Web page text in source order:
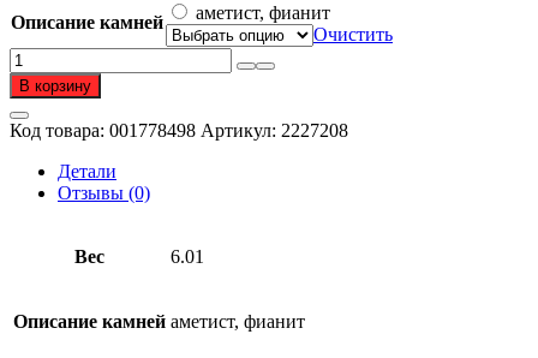
Описание камней
аметист, фианит
Очистить
Количество
товара
Серьги
из
золота
пробы
В корзину
Код товара: 001778498 Артикул: 2227208
Детали
Отзывы (0)
Вес 6.01
Описание камней аметист, фианит